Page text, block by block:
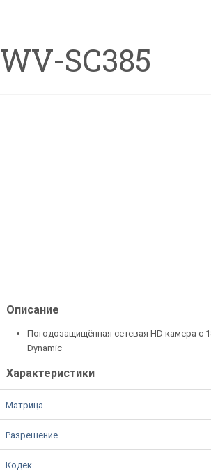
WV-SC385
Описание
Погодозащищённая сетевая HD камера с
Dynamic
Характеристики
Матрица
Разрешение
Кодек